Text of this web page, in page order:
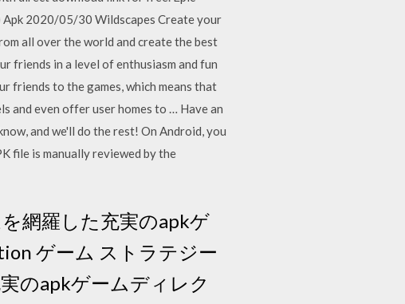
Apk 2020/05/30 Wildscapes Create your
all over the world and create the best
friends in a level of enthusiasm and fun
friends to the games, which means that
and even offer user homes to … Have an
and we'll do the rest! On Android, you
file is manually reviewed by the
網羅した充実のapkゲ
ゲーム ストラテジー
のapkゲームディレク